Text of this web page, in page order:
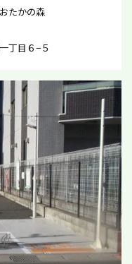
たかの森
丁目６−５